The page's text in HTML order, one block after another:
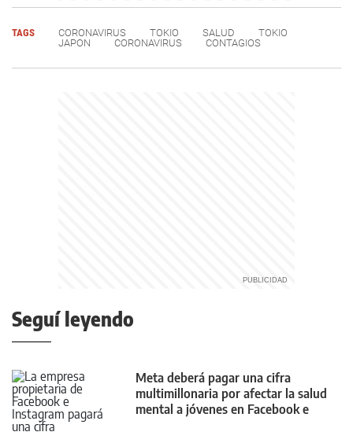
TAGS CORONAVIRUS TOKIO SALUD
TOKIO
JAPON
CORONAVIRUS CONTAGIOS
Seguí leyendo
Meta deberá pagar una cifra
multimillonaria por afectar la salud
mental a jóvenes en Facebook e